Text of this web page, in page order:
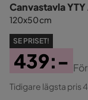
Canvastavla
120x50 cm
SE PRISET!
Pris
439:-
Original
Tidigare lägsta pris